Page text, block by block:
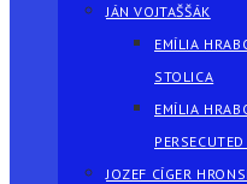
JÁN VOJTAŠŠÁK
EMÍLIA
STOLICA
EMÍLIA
JOZEF CÍGER